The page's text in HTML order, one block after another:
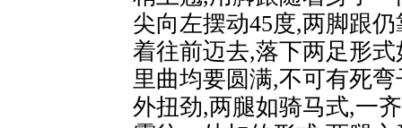
尖向左摆动45度,两脚跟
着往前迈去,落下两足形
里曲均要圆满,不可有死
外扭劲,两腿如骑马式,一